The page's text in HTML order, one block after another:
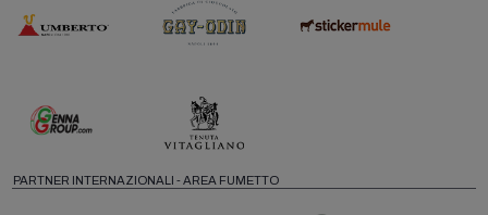
PARTNER INTERNAZIONALI - AREA FUMETTO